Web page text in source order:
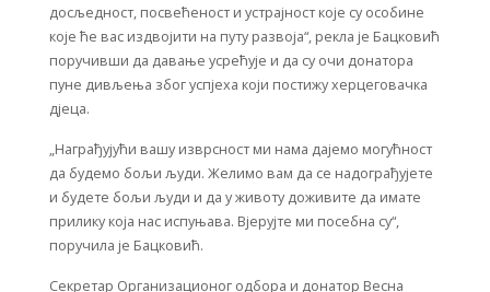
досљедност, посвећеност и устрајност које су особине
које ће вас издвојити на путу развоја“, рекла је Бацковић
поручивши да давање усрећује и да су очи донатора
пуне дивљења због успјеха који постижу херцеговачка
дјеца.
„Награђујући вашу изврсност ми нама дајемо могућност
да будемо бољи људи. Желимо вам да се надограђујете
и будете бољи људи и да у животу доживите да имате
прилику која нас испуњава. Вјерујте ми посебна су“,
поручила је Бацковић.
Секретар Организационог одбора и донатор Весна